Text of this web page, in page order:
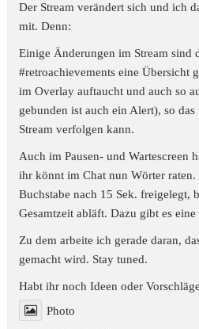
Der Stream verändert sich und ich
mit. Denn:
Einige Änderungen im Stream sind
#retroachievements eine Übersicht
im Overlay auftaucht und auch so
gebunden ist auch ein Alert), so
Stream verfolgen kann.
Auch im Pausen- und Wartescreen
ihr könnt im Chat nun Wörter
Buchstabe nach 15 Sek. freigelegt,
Gesamtzeit abläft. Dazu gibt es
Zu dem arbeite ich gerade daran,
gemacht wird. Stay tuned.
Habt ihr noch Ideen oder
Photo